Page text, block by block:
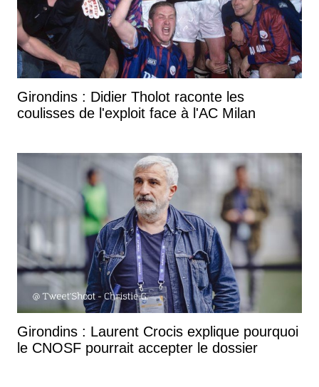
Girondins : Didier Tholot raconte les
coulisses de l'exploit face à l'AC Milan
Girondins : Laurent Crocis explique pourquoi
le CNOSF pourrait accepter le dossier